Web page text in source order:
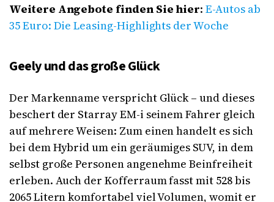
Weitere Angebote finden Sie hier:E-Autos ab
35 Euro: Die Leasing-Highlights der Woche
Geely und das große Glück
Der Markenname verspricht Glück – und dieses
beschert der Starray EM-i seinem Fahrer gleich
auf mehrere Weisen: Zum einen handelt es sich
bei dem Hybrid um ein geräumiges SUV, in dem
selbst große Personen angenehme Beinfreiheit
erleben. Auch der Kofferraum fasst mit 528 bis
2065 Litern komfortabel viel Volumen, womit er